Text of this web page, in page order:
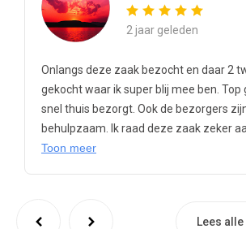
2 jaar geleden
Onlangs deze zaak bezocht en daar 2
gekocht waar ik super blij mee ben. Top
snel thuis bezorgt. Ook de bezorgers
behulpzaam. Ik raad deze zaak zeker
Toon meer
Lees